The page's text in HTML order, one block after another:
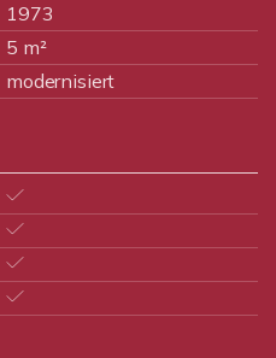
1973
5 m²
modernisiert